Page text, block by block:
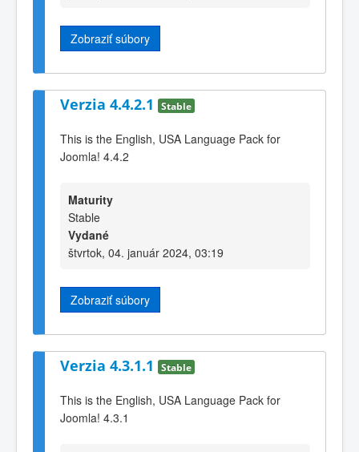
Zobraziť súbory
Verzia 4.4.2.1 Stable
This is the English, USA Language Pack for
Joomla! 4.4.2
Maturity
Stable
Vydané
štvrtok, 04. január 2024, 03:19
Zobraziť súbory
Verzia 4.3.1.1 Stable
This is the English, USA Language Pack for
Joomla! 4.3.1